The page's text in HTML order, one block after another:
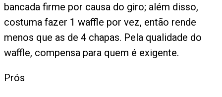
bancada firme por causa do giro; além disso,
costuma fazer 1 waffle por vez, então rende
menos que as de 4 chapas. Pela qualidade do
waffle, compensa para quem é exigente.
Prós